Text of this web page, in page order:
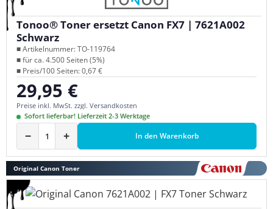
Tonoo® Toner ersetzt Canon FX7 | 7621A002
Schwarz
■ Artikelnummer: TO-119764
■ für ca. 4.500 Seiten (5%)
■ Preis/100 Seiten: 0,67 €
Regulärer Preis:
29,95 €
Preise inkl. MwSt. zzgl. Versandkosten
Sofort lieferbar! Lieferzeit 2-3 Werktage
− + In den Warenkorb
Original Canon Toner